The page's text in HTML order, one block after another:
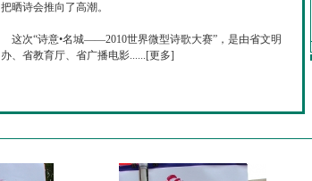
把晒诗会推向了高潮。
这次“诗意•名城——2010世界微型诗歌大赛”，是由省文明
办、省教育厅、省广播电影......[更多]